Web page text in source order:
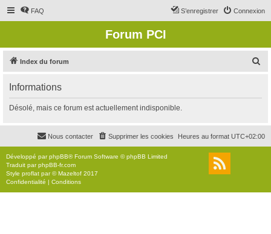
FAQ Connexion
S’enregistrer
Forum PCI
Index du forum
r
c
r
Informations
Désolé, mais ce forum est actuellement indisponible.
Heures au format UTC+02:00
Supprimer les cookies
Nous contacter
Développé parphpBB® Forum Software © phpBB Limited
Traduit parphpBB-fr.com
Style proflat par ©Mazeltof 2017
Confidentialité | Conditions